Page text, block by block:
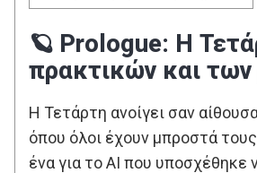
🪐 Prologue: Η
πρακτικών και
Η Τετάρτη ανοίγει σαν
όπου όλοι έχουν μπροστά τους
ένα για το AI που υποσχέθηκε